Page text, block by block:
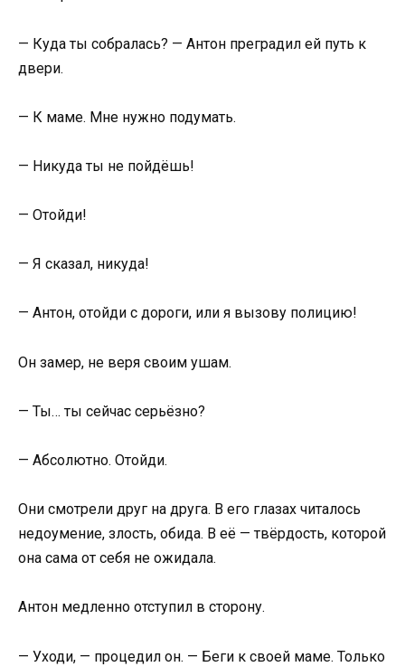
— Куда ты собралась? — Антон преградил ей путь к
двери.
— К маме. Мне нужно подумать.
— Никуда ты не пойдёшь!
— Отойди!
— Я сказал, никуда!
— Антон, отойди с дороги, или я вызову полицию!
Он замер, не веря своим ушам.
— Ты… ты сейчас серьёзно?
— Абсолютно. Отойди.
Они смотрели друг на друга. В его глазах читалось
недоумение, злость, обида. В её — твёрдость, которой
она сама от себя не ожидала.
Антон медленно отступил в сторону.
— Уходи, — процедил он. — Беги к своей маме. Только